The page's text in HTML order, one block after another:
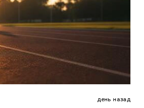
день назад